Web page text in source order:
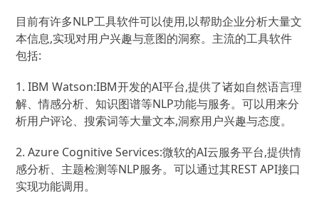
目前有许多NLP工具软件可以使用,以帮助企业分析大量文
本信息,实现对用户兴趣与意图的洞察。主流的工具软件
包括:
1. IBM Watson:IBM开发的AI平台,提供了诸如自然语言理
解、情感分析、知识图谱等NLP功能与服务。可以用来分
析用户评论、搜索词等大量文本,洞察用户兴趣与态度。
2. Azure Cognitive Services:微软的AI云服务平台,提供情
感分析、主题检测等NLP服务。可以通过其REST API接口
实现功能调用。